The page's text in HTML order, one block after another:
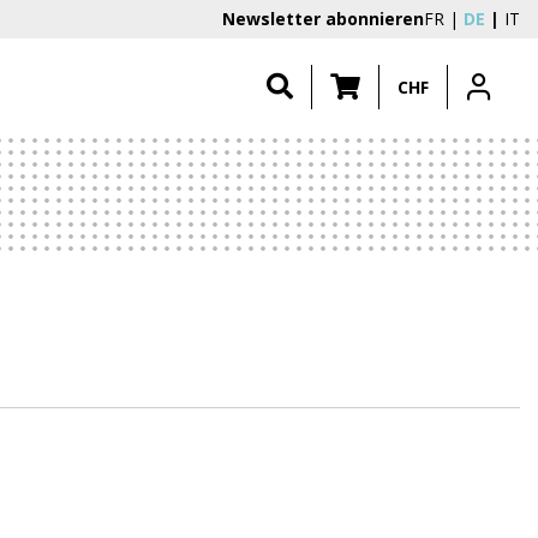
Newsletter abonnierenFR DE IT
CHF